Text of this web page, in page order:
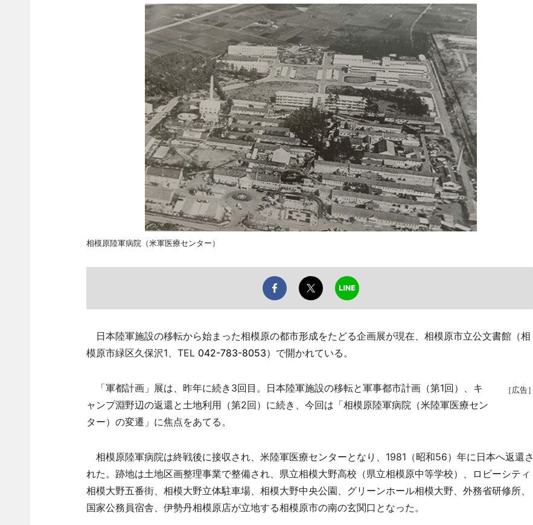
相模原陸軍病院（米軍医療センター）
日本陸軍施設の移転から始まった相模原の都市形成をたどる企画展が現在、相模原市立公文書館（相
模原市緑区久保沢1、TEL 042-783-8053）で開かれている。
［広告］
「軍都計画」展は、昨年に続き3回目。日本陸軍施設の移転と軍事都市計画（第1回）、キ
ャンプ淵野辺の返還と土地利用（第2回）に続き、今回は「相模原陸軍病院（米陸軍医療セン
ター）の変遷」に焦点をあてる。
相模原陸軍病院は終戦後に接収され、米陸軍医療センターとなり、1981（昭和56）年に日本へ返還さ
れた。跡地は土地区画整理事業で整備され、県立相模大野高校（県立相模原中等学校）、ロビーシティ
相模大野五番街、相模大野立体駐車場、相模大野中央公園、グリーンホール相模大野、外務省研修所、
国家公務員宿舎、伊勢丹相模原店が立地する相模原市の南の玄関口となった。